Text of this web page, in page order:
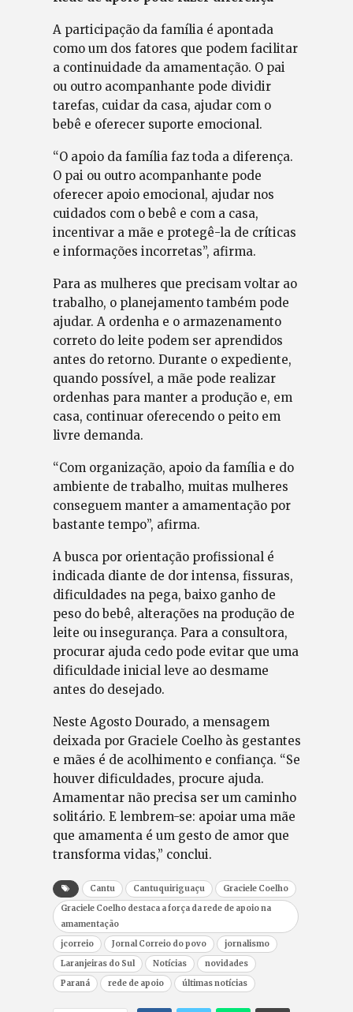
A participação da família é apontada
como um dos fatores que podem facilitar
a continuidade da amamentação. O pai
ou outro acompanhante pode dividir
tarefas, cuidar da casa, ajudar com o
bebê e oferecer suporte emocional.
“O apoio da família faz toda a diferença.
O pai ou outro acompanhante pode
oferecer apoio emocional, ajudar nos
cuidados com o bebê e com a casa,
incentivar a mãe e protegê-la de críticas
e informações incorretas”, afirma.
Para as mulheres que precisam voltar ao
trabalho, o planejamento também pode
ajudar. A ordenha e o armazenamento
correto do leite podem ser aprendidos
antes do retorno. Durante o expediente,
quando possível, a mãe pode realizar
ordenhas para manter a produção e, em
casa, continuar oferecendo o peito em
livre demanda.
“Com organização, apoio da família e do
ambiente de trabalho, muitas mulheres
conseguem manter a amamentação por
bastante tempo”, afirma.
A busca por orientação profissional é
indicada diante de dor intensa, fissuras,
dificuldades na pega, baixo ganho de
peso do bebê, alterações na produção de
leite ou insegurança. Para a consultora,
procurar ajuda cedo pode evitar que uma
dificuldade inicial leve ao desmame
antes do desejado.
Neste Agosto Dourado, a mensagem
deixada por Graciele Coelho às gestantes
e mães é de acolhimento e confiança. “Se
houver dificuldades, procure ajuda.
Amamentar não precisa ser um caminho
solitário. E lembrem-se: apoiar uma mãe
que amamenta é um gesto de amor que
transforma vidas,” conclui.
Cantu Cantuquiriguaçu
Graciele Coelho
Graciele Coelho destaca a força da rede de apoio na
amamentação
jcorreio
Jornal Correio do povo
jornalismo
Laranjeiras do Sul
Notícias
novidades
Paraná
rede de apoio últimas notícias